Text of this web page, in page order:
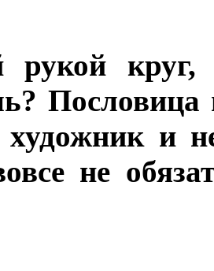
рукой круг,
Пословица
и
не